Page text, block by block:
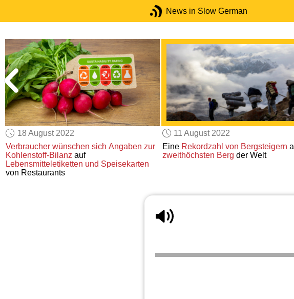
News in Slow German
18 August 2022
Verbraucher wünschen sich Angaben zur
Kohlenstoff-Bilanz auf
Lebensmitteletiketten und Speisekarten
von Restaurants
11 August 2022
Eine Rekordzahl von Bergsteigern
zweithöchsten Berg der Welt